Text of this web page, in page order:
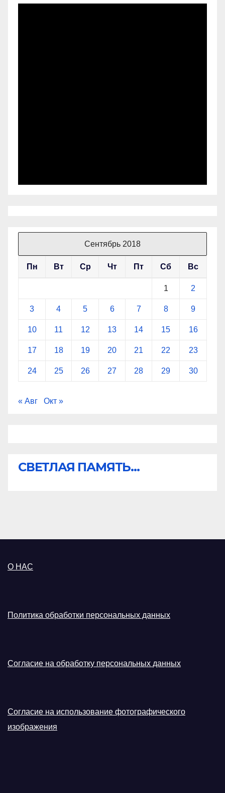
Сентябрь 2018
Пн Вт Ср Чт Пт Сб Вс
1 2
3 4 5 6 7 8 9
10 11 12 13 14 15 16
17 18 19 20 21 22 23
24 25 26 27 28 29 30
« Авг Окт »
СВЕТЛАЯ ПАМЯТЬ...
О НАС
Политика обработки персональных данных
Согласие на обработку персональных данных
Согласие на использование фотографического
изображения